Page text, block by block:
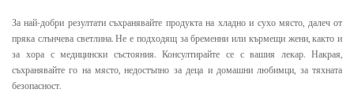
За най-добри резултати съхранявайте продукта на хладно и сухо място, далеч от
пряка слънчева светлина. Не е подходящ за бременни или кърмещи жени, както и
за хора с медицински състояния. Консултирайте се с вашия лекар. Накрая,
съхранявайте го на място, недостъпно за деца и домашни любимци, за тяхната
безопасност.